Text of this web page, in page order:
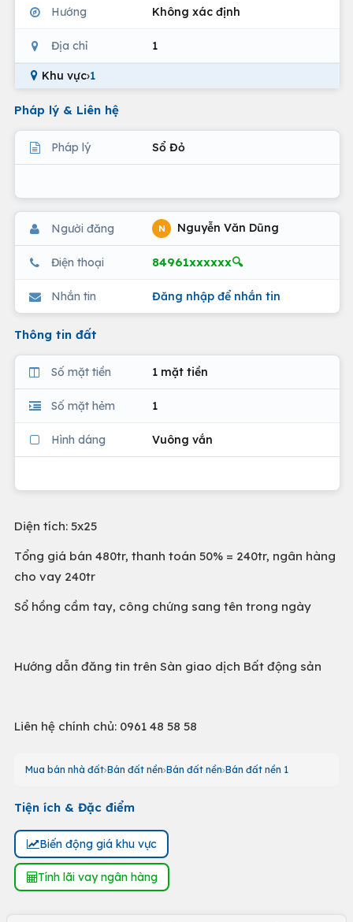
Hướng Không xác định
Địa chỉ 1
Khu vực›1
Pháp lý & Liên hệ
Pháp lý Sổ Đỏ
Người đăng N Nguyễn Văn Dũng
Điện thoại 84961xxxxxx🔍
Nhắn tin Đăng nhập để nhắn tin
Thông tin đất
Số mặt tiền 1 mặt tiền
Số mặt hẻm 1
Hình dáng Vuông vắn
Diện tích: 5x25
Tổng giá bán 480tr, thanh toán 50% = 240tr, ngân hàng
cho vay 240tr
Sổ hồng cầm tay, công chứng sang tên trong ngày
Hướng dẫn đăng tin trên Sàn giao dịch Bất động sản
Liên hệ chính chủ: 0961 48 58 58
Mua bán nhà đất Bán đất nền Bán đất nền Bán đất nền 1
Tiện ích & Đặc điểm
Biến động giá khu vực
Tính lãi vay ngân hàng